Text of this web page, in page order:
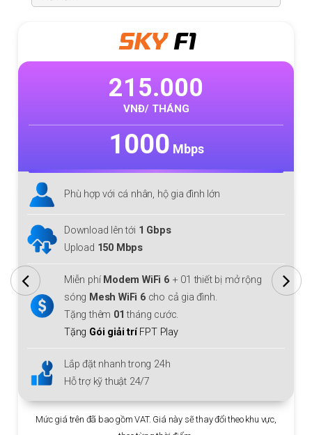
SKYF1
215.000
VNĐ/ THÁNG
1000 Mbps
Phù hợp với cá nhân, hộ gia đình lớn
Download lên tới 1 Gbps
Upload 150 Mbps
Miễn phí Modem WiFi 6 + 01 thiết bị mở rộng
sóng Mesh WiFi 6 cho cả gia đình.
Tặng thêm 01tháng cước.
Tặng Gói giải tríFPT Play
Lắp đặt nhanh trong 24h
Hỗ trợ kỹ thuật 24/7
Mức giá trên đã bao gồm VAT. Giá này sẽ thay đổi theo khu vực,